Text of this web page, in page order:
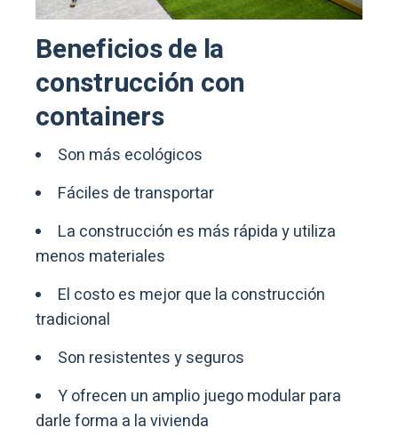
Beneficios de la
construcción con
containers
Son más ecológicos
Fáciles de transportar
La construcción es más rápida y utiliza
menos materiales
El costo es mejor que la construcción
tradicional
Son resistentes y seguros
Y ofrecen un amplio juego modular para
darle forma a la vivienda